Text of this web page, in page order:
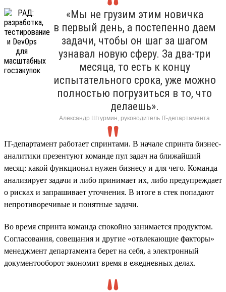
«Мы не грузим этим новичка
в первый день, а постепенно даем
задачи, чтобы он шаг за шагом
узнавал новую сферу. За два-три
месяца, то есть к концу
испытательного срока, уже можно
полностью погрузиться в то, что
делаешь».
Александр Штурмин, руководитель IT-департамента
IT-департамент работает спринтами. В начале спринта бизнес-
аналитики презентуют команде пул задач на ближайший
месяц: какой функционал нужен бизнесу и для чего. Команда
анализирует задачи и либо принимает их, либо предупреждает
о рисках и запрашивает уточнения. В итоге в стек попадают
непротиворечивые и понятные задачи.
Во время спринта команда спокойно занимается продуктом.
Согласования, совещания и другие «отвлекающие факторы»
менеджмент департамента берет на себя, а электронный
документооборот экономит время в ежедневных делах.